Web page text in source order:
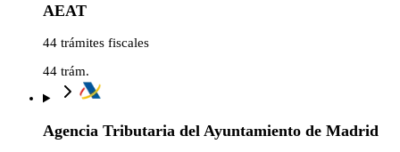
AEAT
44 trámites fiscales
44 trám.
Agencia Tributaria del Ayuntamiento de Madrid